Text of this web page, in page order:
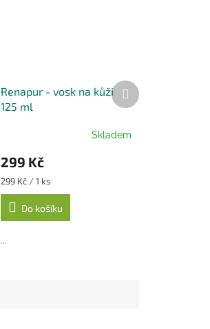
Renapur - vosk na kůži
125 ml
Skladem
299 Kč
Měrná
cena:
299 Kč / 1 ks
Do košíku
...
Další
produkt